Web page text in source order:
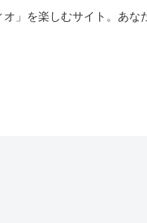
」を楽しむサイト。あな